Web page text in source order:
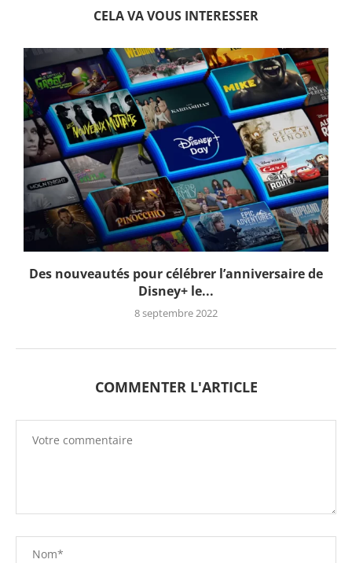
CELA VA VOUS INTERESSER
Des nouveautés pour célébrer l’anniversaire de
Disney+ le...
8 septembre 2022
COMMENTER L'ARTICLE